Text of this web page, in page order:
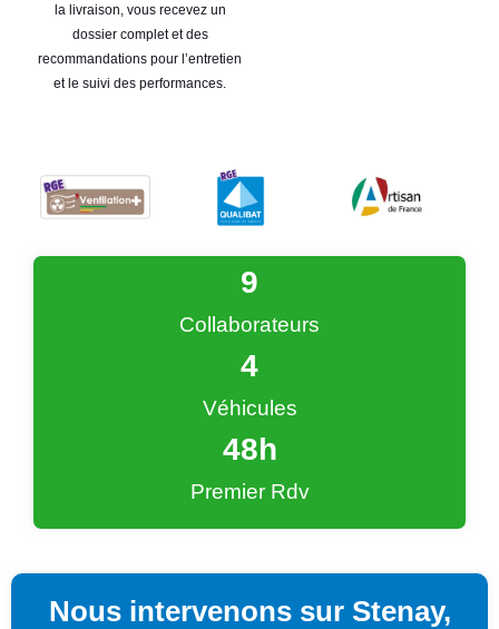
la livraison, vous recevez un
dossier complet et des
recommandations pour l’entretien
et le suivi des performances.
Collaborateurs
9
Véhicules
4
Premier Rdv
48h
Nous intervenons sur Stenay,